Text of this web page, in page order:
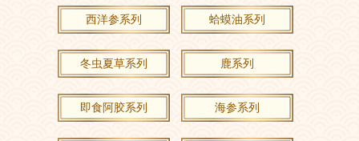
局GMP认证，是辽宁省首家通过GMP认...
西洋参系列 蛤蟆油系列
冬虫夏草系列 鹿系列
即食阿胶系列 海参系列